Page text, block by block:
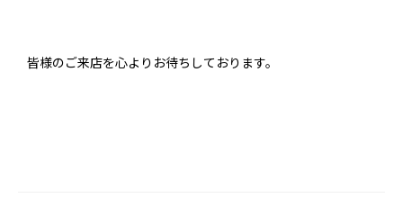
皆様のご来店を心よりお待ちしております。